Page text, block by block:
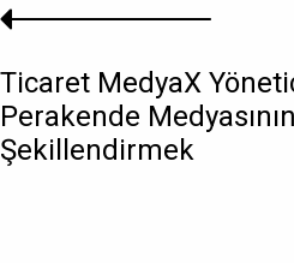
Ticaret MedyaX
Perakende
Şekillendirmek